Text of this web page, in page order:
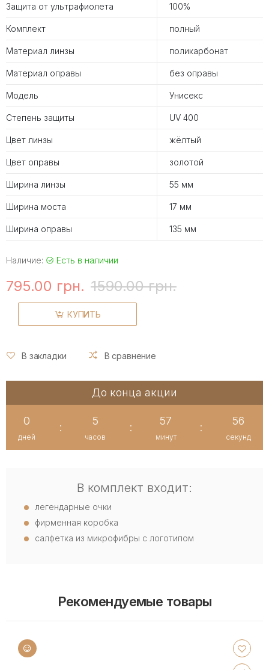
Защита от ультрафиолета 100%
Комплект полный
Материал линзы поликарбонат
Материал оправы без оправы
Модель Унисекс
Степень защиты UV 400
Цвет линзы жёлтый
Цвет оправы золотой
Ширина линзы 55 мм
Ширина моста 17 мм
Ширина оправы 135 мм
Наличие: Есть в наличии
795.00 грн. 1590.00 грн.
КУПИТЬ
В закладки В сравнение
До конца акции
0
дней
:
5
часов
:
57
минут
:
56
секунд
В комплект входит:
легендарные очки
фирменная коробка
салфетка из микрофибры с логотипом
Рекомендуемые товары